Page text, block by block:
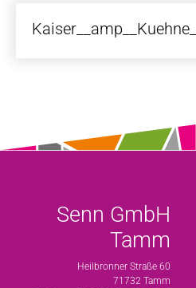
Senn GmbH
Tamm
Heilbronner Straße 60
71732 Tamm